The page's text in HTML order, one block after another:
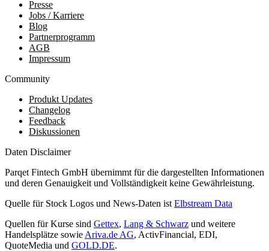
Presse
Jobs / Karriere
Blog
Partnerprogramm
AGB
Impressum
Community
Produkt Updates
Changelog
Feedback
Diskussionen
Daten Disclaimer
Parqet Fintech GmbH übernimmt für die dargestellten Informationen
und deren Genauigkeit und Vollständigkeit keine Gewährleistung.
Quelle für Stock Logos und News-Daten ist Elbstream Data
Quellen für Kurse sind Gettex, Lang & Schwarz und weitere
Handelsplätze sowie Ariva.de AG, ActivFinancial, EDI,
QuoteMedia und GOLD.DE.